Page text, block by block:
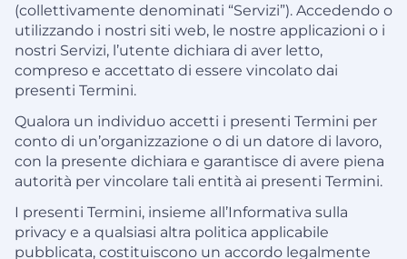
(collettivamente denominati “Servizi”). Accedendo o
utilizzando i nostri siti web, le nostre applicazioni o i
nostri Servizi, l’utente dichiara di aver letto,
compreso e accettato di essere vincolato dai
presenti Termini.
Qualora un individuo accetti i presenti Termini per
conto di un’organizzazione o di un datore di lavoro,
con la presente dichiara e garantisce di avere piena
autorità per vincolare tali entità ai presenti Termini.
I presenti Termini, insieme all’Informativa sulla
privacy e a qualsiasi altra politica applicabile
pubblicata, costituiscono un accordo legalmente